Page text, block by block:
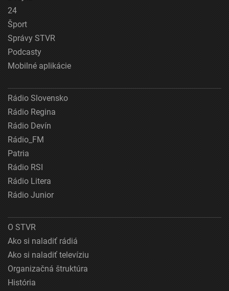
24
Šport
Správy STVR
Podcasty
Mobilné aplikácie
Rádio Slovensko
Rádio Regina
Rádio Devín
Rádio_FM
Patria
Rádio RSI
Rádio Litera
Rádio Junior
O STVR
Ako si naladiť rádiá
Ako si naladiť televíziu
Organizačná štruktúra
História